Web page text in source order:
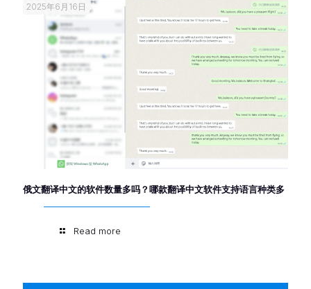
2025年6月16日
俄文翻译中文的软件数量多吗？哪款翻译中文软件支持语言种类多
Read more